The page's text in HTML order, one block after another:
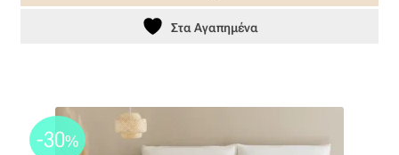
Βελούδο
Στα Αγαπημένα
-30%